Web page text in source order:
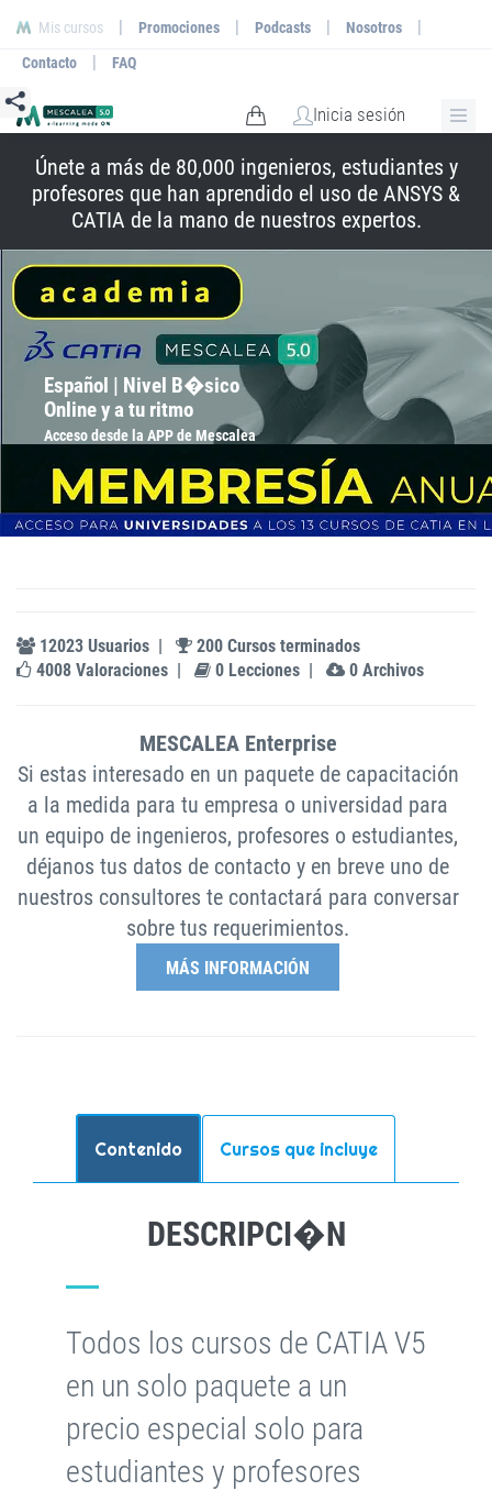
Mis cursos | Promociones | Podcasts | Nosotros |
Contacto | FAQ
Inicia sesión
Únete a más de 80,000 ingenieros, estudiantes y
profesores que han aprendido el uso de ANSYS &
CATIA de la mano de nuestros expertos.
Español | Nivel B�sico
Online y a tu ritmo
Acceso desde la APP de Mescalea
12023 Usuarios |
200 Cursos terminados
4008 Valoraciones | 0 Lecciones | 0 Archivos
MESCALEA Enterprise
Si estas interesado en un paquete de capacitación
a la medida para tu empresa o universidad para
un equipo de ingenieros, profesores o estudiantes,
déjanos tus datos de contacto y en breve uno de
nuestros consultores te contactará para conversar
sobre tus requerimientos.
MÁS INFORMACIÓN
Contenido Cursos que incluye
DESCRIPCI�N
Todos los cursos de CATIA V5
en un solo paquete a un
precio especial solo para
estudiantes y profesores